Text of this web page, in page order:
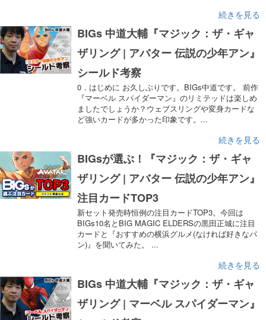
続きを見る
BIGs 中道大輔『マジック：ザ・ギャ
ザリング | アバター 伝説の少年アン』
シールド考察
0．はじめに お久しぶりです。BIGs中道です。 前作
『マーベル スパイダーマン』のリミテッドは楽しめ
ましたでしょうか？ウェブスリングや変身カードな
ど強いカードが多かった印象です。...
続きを見る
BIGsが選ぶ！『マジック：ザ・ギャ
ザリング | アバター 伝説の少年アン』
注目カードTOP3
新セット発売時恒例の注目カードTOP3。今回は
BIGs10名とBIG MAGIC ELDERSの黒田正城に注目
カードと『おすすめの横浜グルメ(なければ好きなパ
ン)』を聞いてみた。 ...
続きを見る
BIGs 中道大輔『マジック：ザ・ギャ
ザリング | マーベル スパイダーマン』